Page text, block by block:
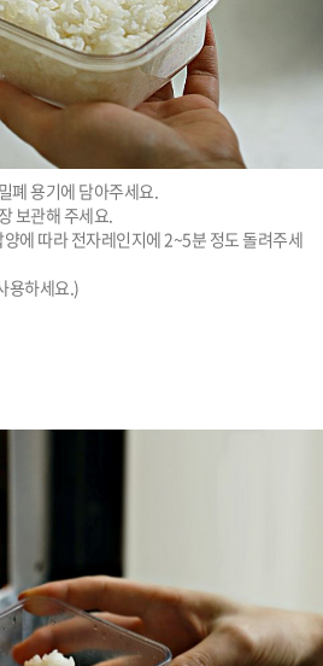
폐 용기에 담아주세요.
보관해 주세요.
양에 따라 전자레인지에 2~5분 정도 돌려주세
용하세요.)